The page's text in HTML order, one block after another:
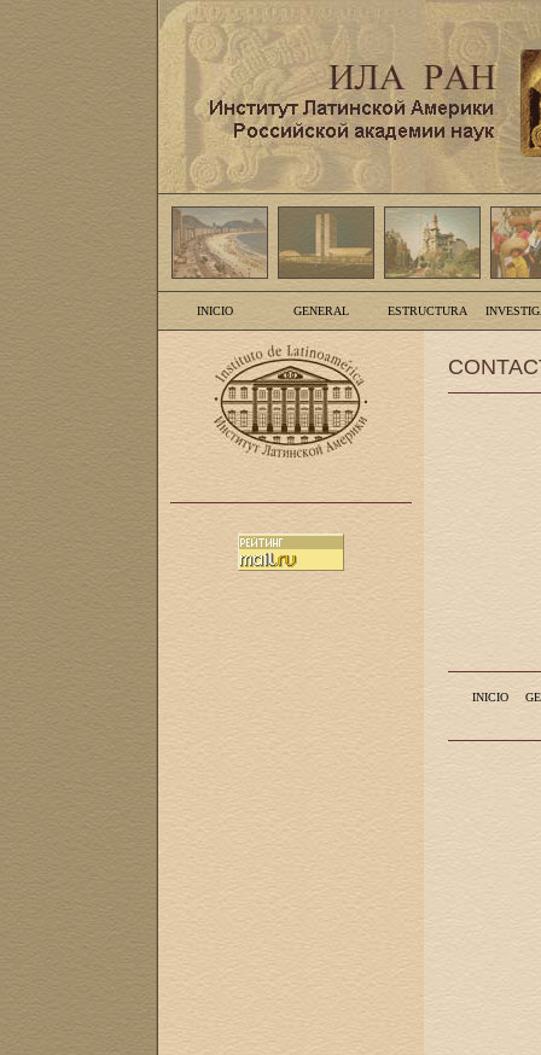
INICIO GENERAL ESTRUCTURA
INICIO